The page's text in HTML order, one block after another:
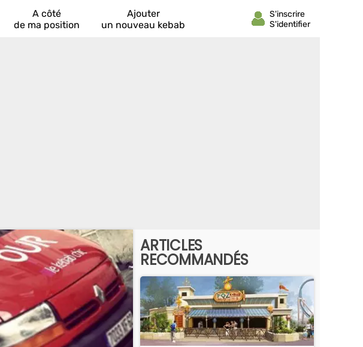
A côté
de ma position
Ajouter
un nouveau kebab
ARTICLES
RECOMMANDÉS